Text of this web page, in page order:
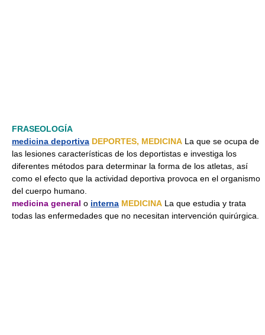
FRASEOLOGÍA
medicina deportiva DEPORTES, MEDICINA La que se ocupa de
las lesiones características de los deportistas e investiga los
diferentes métodos para determinar la forma de los atletas, así
como el efecto que la actividad deportiva provoca en el organismo
del cuerpo humano.
medicina general o interna MEDICINA La que estudia y trata
todas las enfermedades que no necesitan intervención quirúrgica.